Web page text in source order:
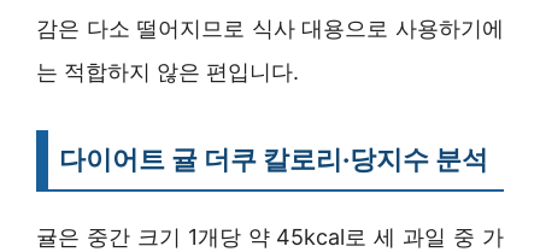
감은 다소 떨어지므로 식사 대용으로 사용하기에
는 적합하지 않은 편입니다.
다이어트 귤 더쿠 칼로리·당지수 분석
귤은 중간 크기 1개당 약 45kcal로 세 과일 중 가